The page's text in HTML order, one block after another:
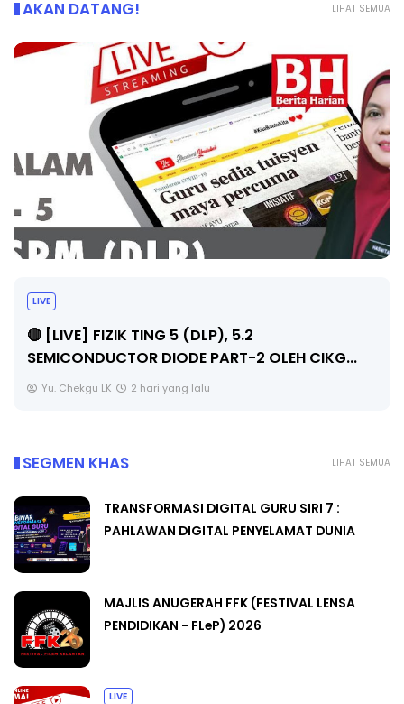
LIHAT SEMUA
AKAN DATANG!
LIVE
🔴 [LIVE] PRINSIP PERAKAUNAN, PECUT SKOR
SOALAN 1 TRIAL OLEH CIKGU WAN...
Yu. Chekgu LK 2 hari yang lalu
LIHAT SEMUA
SEGMEN KHAS
TRANSFORMASI DIGITAL GURU SIRI 7 :
PAHLAWAN DIGITAL PENYELAMAT DUNIA
MAJLIS ANUGERAH FFK (FESTIVAL LENSA
PENDIDIKAN - FLeP) 2026
LIVE